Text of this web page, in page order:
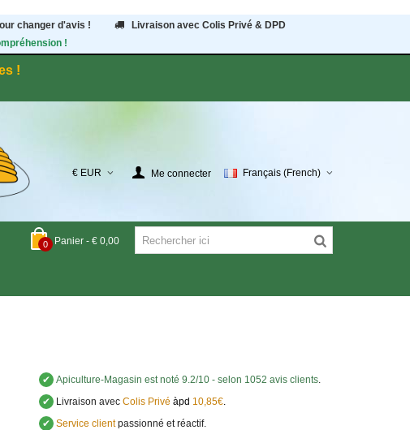
changer d'avis !
Livraison avec Colis Privé & DPD
!
!
€ EUR Me connecter Français (French)
0 Panier - € 0,00
✔ Apiculture-Magasin est noté 9.2/10 - selon 1052 avis clients.
✔ Livraison avecColis Privé àpd 10,85€.
✔ Service clientpassionné et réactif.